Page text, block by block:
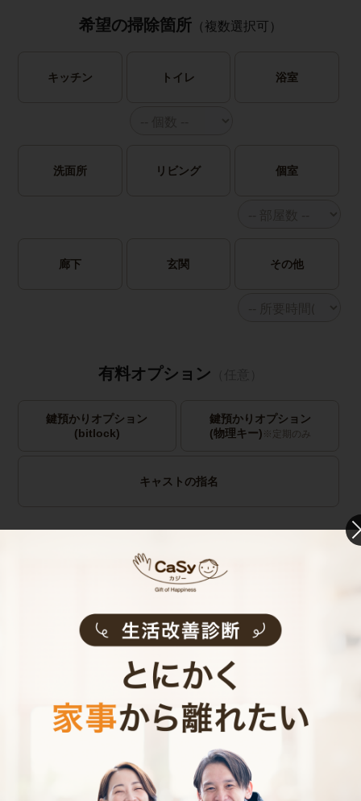
希望の掃除箇所 （複数選択可）
キッチン トイレ 浴室
洗面所 リビング 個室
廊下 玄関 その他
有料オプション
鍵預かりオプション
(bitlock)
鍵預かりオプション
(物理キー) ※定期のみ
キャストの指名
お見積り内容
ご利用時間
料金（税込・交通費込）
他社との比較